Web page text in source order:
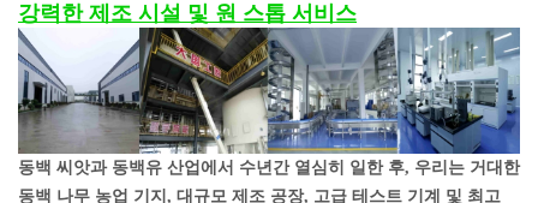
강력한 제조 시설 및 원 스톱 서비스
동백 씨앗과 동백유 산업에서 수년간 열심히 일한 후, 우리는 거대한
동백 나무 농업 기지, 대규모 제조 공장, 고급 테스트 기계 및 최고